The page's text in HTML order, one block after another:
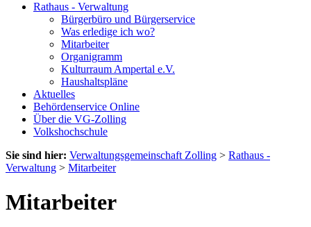
Rathaus - Verwaltung
Bürgerbüro und Bürgerservice
Was erledige ich wo?
Mitarbeiter
Organigramm
Kulturraum Ampertal e.V.
Haushaltspläne
Aktuelles
Behördenservice Online
Über die VG-Zolling
Volkshochschule
Sie sind hier: Verwaltungsgemeinschaft Zolling > Rathaus -
Verwaltung > Mitarbeiter
Mitarbeiter